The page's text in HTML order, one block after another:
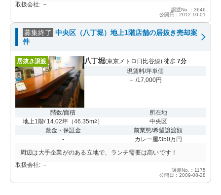
取扱会社: －
譲渡No.：3646
公開日：2012-10-01
募集終了 中央区（八丁堀）地上1階店舗の居抜き売却案
件
居抜き譲渡 八丁堀(東京メトロ日比谷線) 徒歩 7分
現賃料/坪単価
－ /17,000円
階数/面積
地上1階/ 14.02坪 （46.35m2 ）
所在地
中央区
敷金・保証金
-
前業態/希望譲渡額
カレー屋/350万円
周辺は大手企業がのある立地で、ランチ需要は高いです！
取扱会社: －
譲渡No.：1175
公開日：2009-08-28